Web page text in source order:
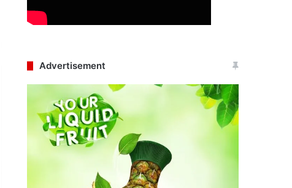
Advertisement